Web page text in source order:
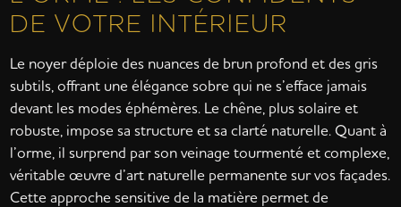
DE VOTRE INTÉRIEUR
Le noyer déploie des nuances de brun profond et des gris
subtils, offrant une élégance sobre qui ne s’efface jamais
devant les modes éphémères. Le chêne, plus solaire et
robuste, impose sa structure et sa clarté naturelle. Quant à
l’orme, il surprend par son veinage tourmenté et complexe,
véritable œuvre d’art naturelle permanente sur vos façades.
Cette approche sensitive de la matière permet de